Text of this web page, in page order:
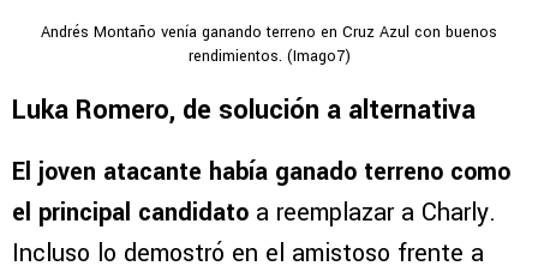
Andrés Montaño venía ganando terreno en Cruz Azul con buenos
rendimientos. (Imago7)
Luka Romero, de solución a alternativa
El joven atacante había ganado terreno como
el principal candidato a reemplazar a Charly.
Incluso lo demostró en el amistoso frente a